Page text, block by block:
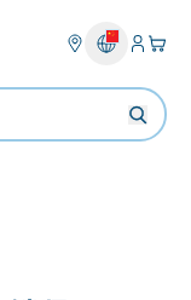
登入
您